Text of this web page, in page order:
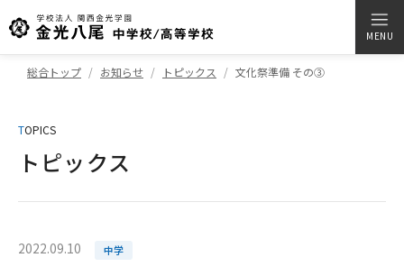
MENU
総合トップ お知らせ トピックス 文化祭準備 その③
TOPICS
トピックス
2022.09.10 中学